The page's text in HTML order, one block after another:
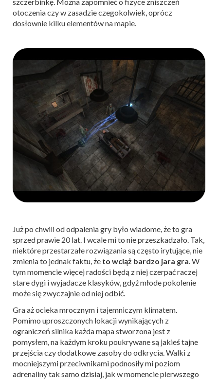
szczerbinkę. Można zapomnieć o fizyce zniszczeń
otoczenia czy w zasadzie czegokolwiek, oprócz
dosłownie kilku elementów na mapie.
Już po chwili od odpalenia gry było wiadome, że to gra
sprzed prawie 20 lat. I wcale mi to nie przeszkadzało. Tak,
niektóre przestarzałe rozwiązania są często irytujące, nie
zmienia to jednak faktu, że to wciąż bardzo jara gra. W
tym momencie więcej radości będą z niej czerpać raczej
stare dygi i wyjadacze klasyków, gdyż młode pokolenie
może się zwyczajnie od niej odbić.
Gra aż ocieka mrocznym i tajemniczym klimatem.
Pomimo uproszczonych lokacji wynikających z
ograniczeń silnika każda mapa stworzona jest z
pomysłem, na każdym kroku poukrywane są jakieś tajne
przejścia czy dodatkowe zasoby do odkrycia. Walki z
mocniejszymi przeciwnikami podnosiły mi poziom
adrenaliny tak samo dzisiaj, jak w momencie pierwszego